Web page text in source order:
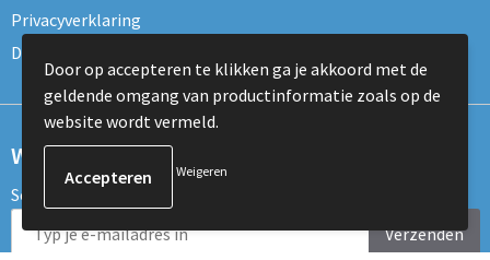
Privacyverklaring
Disclaimer
Wil je onze nieuwsbrief ontvangen?
Schrijf je dan nu in voor de nieuwsbrief!
Verzenden
Door op accepteren te klikken ga je akkoord met de
geldende omgang van productinformatie zoals op de
website wordt vermeld.
Weigeren